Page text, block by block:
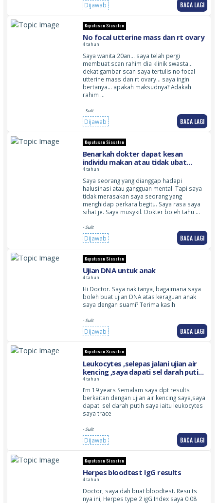
Dijawab BACA LAGI
Keputusan Siasatan
No focal utterine mass dan rt ovary
4 tahun
Saya wanita 20an… saya telah pergi
membuat scan rahim dia klinik swasta…
dekat gambar scan saya tertulis no focal
utterine mass dan rt ovary… saya ingin
bertanya… apakah maksudnya? Adakah
rahim …
- Sulit
Dijawab BACA LAGI
Keputusan Siasatan
Benarkah dokter dapat kesan
individu makan atau tidak ubat
melalui cek darah sahaja
4 tahun
Saya seorang yang dianggap hadapi
halusinasi atau gangguan mental. Tapi saya
tidak merasakan saya seorang yang
menghidap perkara begitu. Saya rasa saya
sihat je. Saya musykil. Dokter boleh tahu …
- Sulit
Dijawab BACA LAGI
Keputusan Siasatan
Ujian DNA untuk anak
4 tahun
Hi Doctor. Saya nak tanya, bagaimana saya
boleh buat ujian DNA atas keraguan anak
saya dengan suami? Terima kasih
- Sulit
Dijawab BACA LAGI
Keputusan Siasatan
Leukocytes ,selepas jalani ujian air
kencing ,saya dapati sel darah putih
saya trace
4 tahun
I’m 19 years Semalam saya dpt results
berkaitan dengan ujian air kencing saya,saya
dapati sel darah putih saya iaitu leukocytes
saya trace
- Sulit
Dijawab BACA LAGI
Keputusan Siasatan
Herpes bloodtest IgG results
4 tahun
Doctor, saya dah buat bloodtest. Results
nya ini, Herpes type 2 igG Index saya 0.08